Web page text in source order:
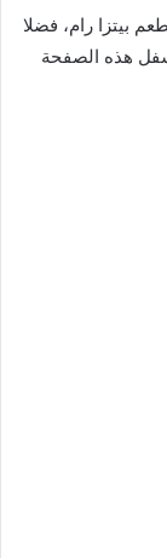
بيتزا رام، فضلا
هذه الصفحة